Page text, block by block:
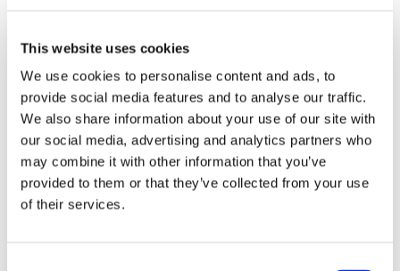
This website uses cookies
We use cookies to personalise content and ads, to
provide social media features and to analyse our traffic.
We also share information about your use of our site with
our social media, advertising and analytics partners who
may combine it with other information that you’ve
provided to them or that they’ve collected from your use
of their services.
SUSTENTABILIDADE E IA
Explore como a IA pode levar a um futuro mais
inteligente e mais ecológico com o Dr. Bernard Lee.
EXPLORAR